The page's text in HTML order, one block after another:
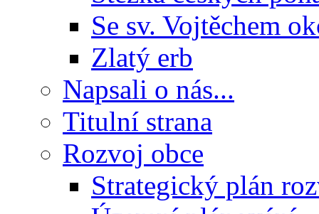
Se sv. Vojtěchem
Zlatý erb
Napsali o nás...
Titulní strana
Rozvoj obce
Strategický plán